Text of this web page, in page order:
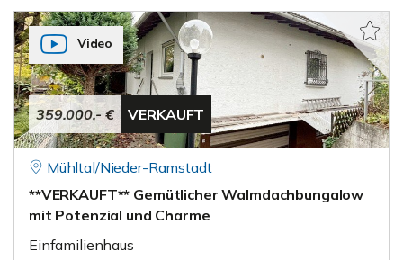
359.000,- € VERKAUFT
Video
Mühltal/Nieder-Ramstadt
**VERKAUFT** Gemütlicher Walmdachbungalow
mit Potenzial und Charme
Einfamilienhaus